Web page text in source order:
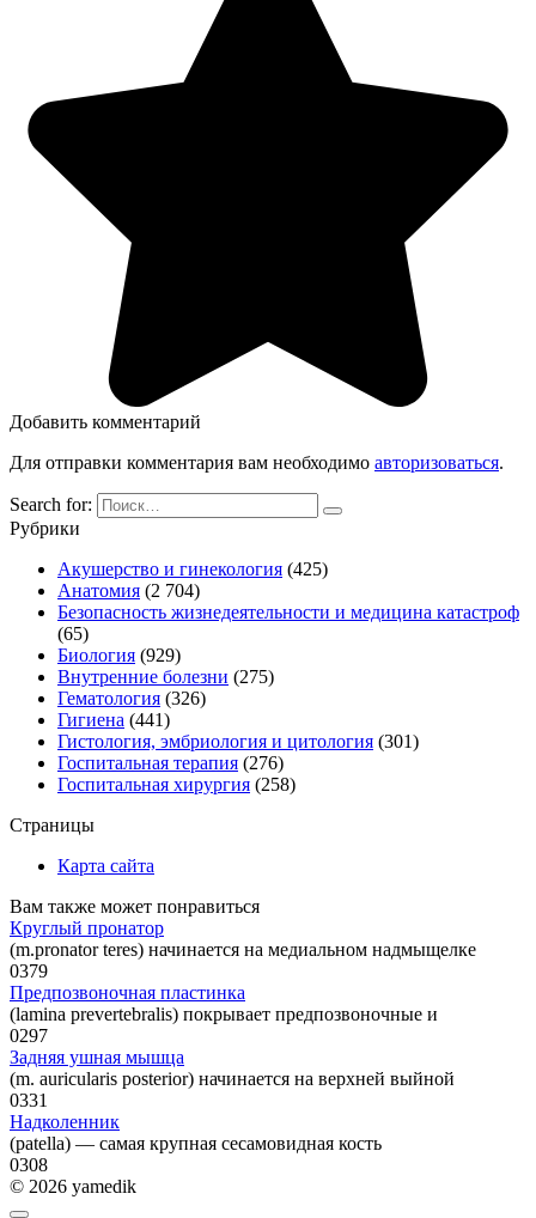
Добавить комментарий
Для отправки комментария вам необходимо авторизоваться.
Search for:
Рубрики
Акушерство и гинекология (425)
Анатомия (2 704)
Безопасность жизнедеятельности и медицина катастроф
(65)
Биология (929)
Внутренние болезни (275)
Гематология (326)
Гигиена (441)
Гистология, эмбриология и цитология (301)
Госпитальная терапия (276)
Госпитальная хирургия (258)
Страницы
Карта сайта
Вам также может понравиться
Круглый пронатор
(m.pronator teres) начинается на медиальном надмыщелке
0379
Предпозвоночная пластинка
(lamina prevertebralis) покрывает предпозвоночные и
0297
Задняя ушная мышца
(m. auricularis posterior) начинается на верхней выйной
0331
Надколенник
(patella) — самая крупная сесамовидная кость
0308
© 2026 yamedik